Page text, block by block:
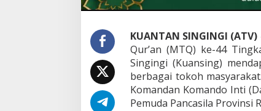
t
a
n
M
T
Q
k
KUANTAN SINGINGI (ATV)
Qur’an (MTQ) ke-44
Singingi (Kuansing)
berbagai tokoh
Komandan Komando Inti
Pemuda Pancasila Provinsi